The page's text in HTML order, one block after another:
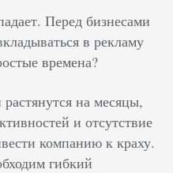
Перед бизнесами
в рекламу
времена?
на месяцы,
и отсутствие
компанию к краху.
гибкий